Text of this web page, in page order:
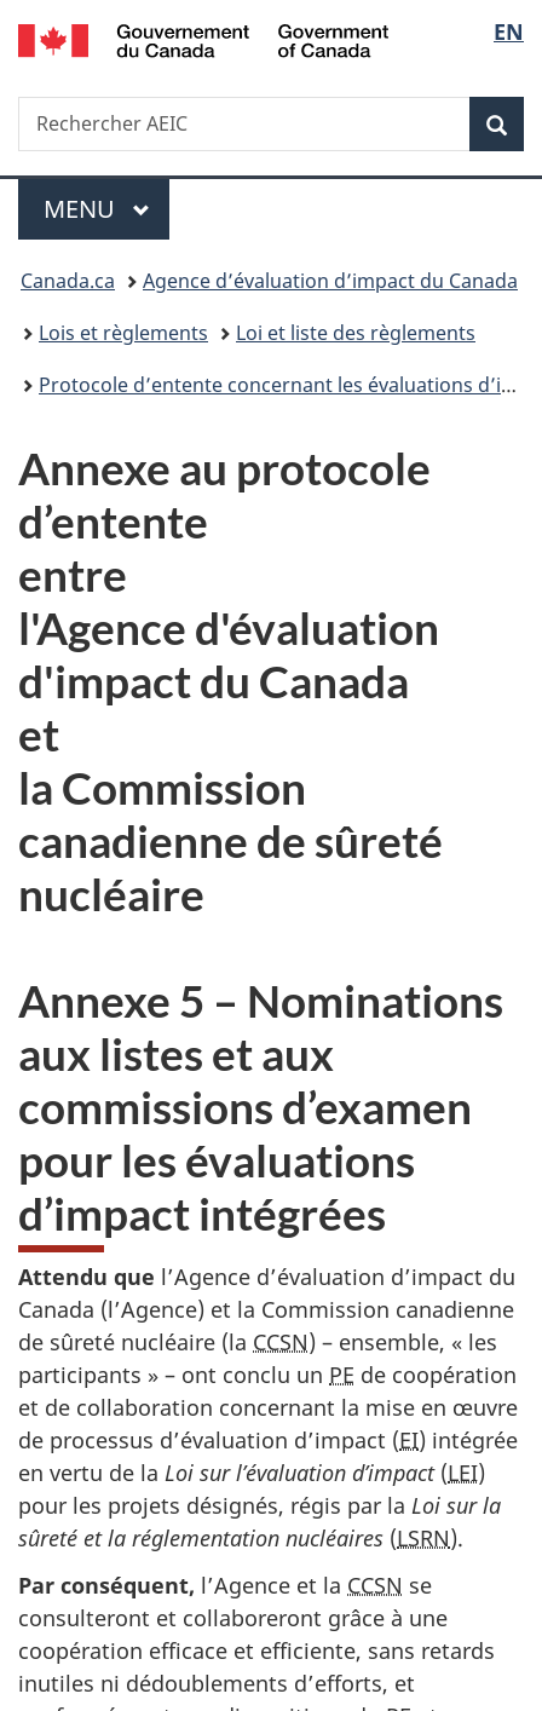
Passer
au
Passer
à
du
Passer
à
simplifiée
de
la
EN
Recherche
Rechercher
AEIC
Menu
MENU PRINCIPAL
Vous
êtes
ici :
Canada.ca
Agence d’évaluation d’impact du Canada
Lois et règlements
Loi et liste des règlements
Protocole d’entente concernant les évaluations d’impact intégrées en vertu de la Loi sur l’évaluation d’impact entre l’Agence d’évaluation d’impact du Canada et la Commission canadienne de sûreté nucléaire
Annexe au protocole
d’entente
entre
l'Agence d'évaluation
d'impact du Canada
et
la Commission
canadienne de sûreté
nucléaire
Annexe 5 – Nominations
aux listes et aux
commissions d’examen
pour les évaluations
d’impact intégrées
Attendu que l’Agence d’évaluation d’impact du
Canada (l’Agence) et la Commission canadienne
de sûreté nucléaire (la CCSN) – ensemble, « les
participants » – ont conclu un PE de coopération
et de collaboration concernant la mise en œuvre
de processus d’évaluation d’impact (EI) intégrée
en vertu de la Loi sur l’évaluation d’impact(LEI)
pour les projets désignés, régis par la Loi sur la
sûreté et la réglementation nucléaires (LSRN).
Par conséquent, l’Agence et la CCSN se
consulteront et collaboreront grâce à une
coopération efficace et efficiente, sans retards
inutiles ni dédoublements d’efforts, et